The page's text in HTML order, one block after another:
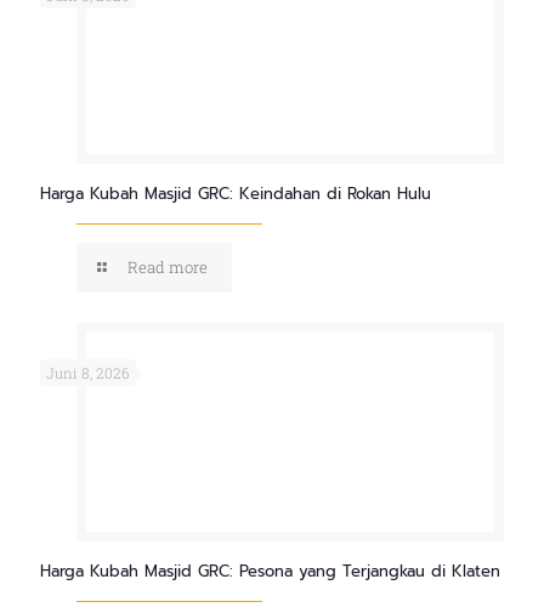
Harga Kubah Masjid GRC: Keindahan di Rokan Hulu
Read more
Juni 8, 2026
Harga Kubah Masjid GRC: Pesona yang Terjangkau di Klaten